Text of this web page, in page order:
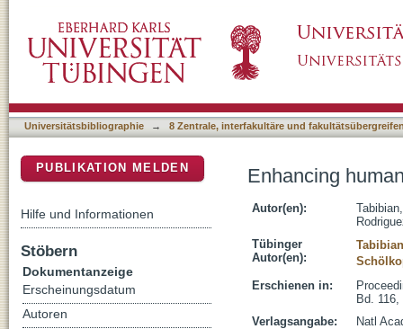
Universitätsbibliographie → 8 Zentrale, interfakultäre und
Enhancing
Autor(en):
Tübinger
Autor(en):
Erschienen in:
Bd.
Verlagsangabe:
Natl
PUBLIKATION MELDEN
Hilfe und Informationen
Stöbern
Dokumentanzeige
Erscheinungsdatum
Autoren